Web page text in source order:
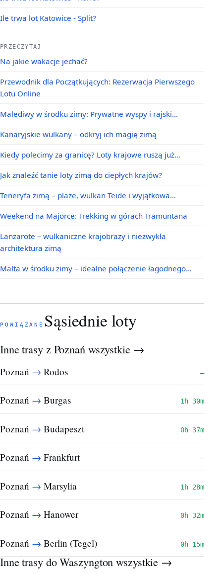
Ile trwa lot Katowice - Split?
PRZECZYTAJ
Na jakie wakacje jechać?
Przewodnik dla Początkujących: Rezerwacja Pierwszego
Lotu Online
Malediwy w środku zimy: Prywatne wyspy i rajski…
Kanaryjskie wulkany – odkryj ich magię zimą
Kiedy polecimy za granicę? Loty krajowe ruszą już…
Jak znaleźć tanie loty zimą do ciepłych krajów?
Teneryfa zimą – plaże, wulkan Teide i wyjątkowa…
Weekend na Majorce: Trekking w górach Tramuntana
Lanzarote – wulkaniczne krajobrazy i niezwykła
architektura zimą
Malta w środku zimy – idealne połączenie łagodnego…
POWIĄZANE Sąsiednie loty
Inne trasy z Poznań wszystkie →
Poznań → Rodos —
Poznań → Burgas 1h 30m
Poznań → Budapeszt 0h 37m
Poznań → Frankfurt —
Poznań → Marsylia 1h 28m
Poznań → Hanower 0h 32m
Poznań → Berlin (Tegel) 0h 15m
Inne trasy do Waszyngtonwszystkie →